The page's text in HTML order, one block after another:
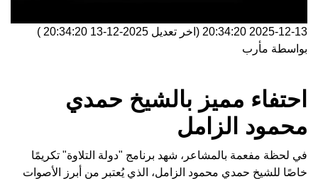
2025-12-13 20:34:20 (اخر تعديل 2025-12-13 20:34:20
)
بواسطة مأرب
احتفاء مميز بالشيخ حمدي
محمود الزامل
في لحظة مفعمة بالمشاعر، شهد برنامج "دولة التلاوة" تكريمًا
خاصًا للشيخ حمدي محمود الزامل، الذي يُعتبر من أبرز الأصوات